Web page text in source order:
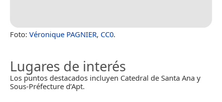
Foto: Véronique PAGNIER, CC0.
Lugares de interés
Los puntos destacados incluyen Catedral de Santa Ana y
Sous-Préfecture d’Apt.